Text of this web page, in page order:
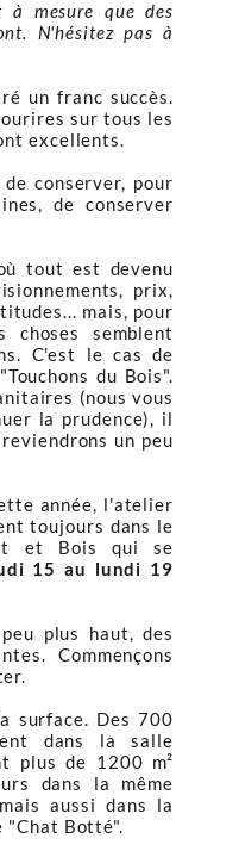
mesure que des
N'hésitez pas à
un franc succès.
sur tous les
excellents.
conserver, pour
de conserver
tout est devenu
prix,
mais, pour
choses semblent
C'est le cas de
du Bois".
(nous vous
la prudence), il
un peu
année, l'atelier
toujours dans le
et Bois qui se
15 au lundi 19
plus haut, des
Commençons
surface. Des 700
dans la salle
plus de 1200 m²
dans la même
aussi dans la
"Chat Botté".